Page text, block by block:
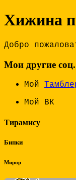
Хижина
Добро
Мои другие соц.
Мой
Мой ВК
Тирамису
Бипки
Мирор